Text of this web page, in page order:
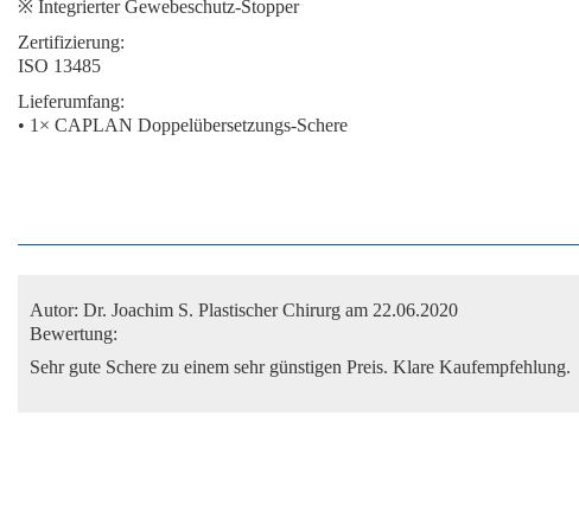
※ Integrierter Gewebeschutz-Stopper
Zertifizierung:
ISO 13485
Lieferumfang:
• 1× CAPLAN Doppelübersetzungs-Schere
Autor: Dr. Joachim S. Plastischer Chirurg am 22.06.2020
Bewertung:
Sehr gute Schere zu einem sehr günstigen Preis. Klare Kaufempfehlung.